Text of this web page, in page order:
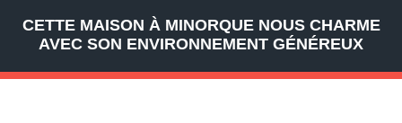
CETTE MAISON À MINORQUE NOUS CHARME
AVEC SON ENVIRONNEMENT GÉNÉREUX